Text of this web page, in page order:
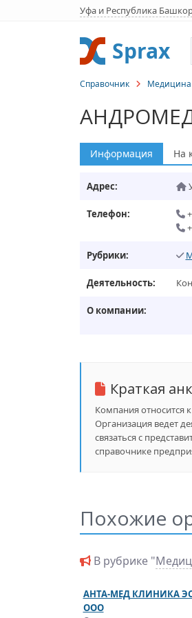
Уфа и Республика
Sprax
Справочник Медицина
Информация На
Адрес:
Телефон:
Рубрики:
Деятельность:
О компании:
Краткая
Компания относится
Организация ведет
связаться с
справочнике
Похожие
В рубрике "
АНТА-МЕД КЛИНИКА
ООО